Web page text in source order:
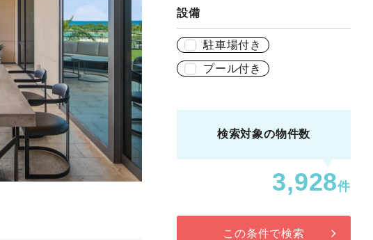
設備
駐車場付き
プール付き
検索対象の物件数
3,928件
この条件で検索